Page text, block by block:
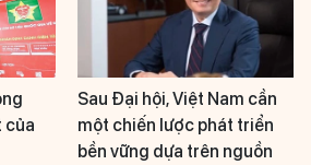
của
Sau Đại hội, Việt Nam cần
một chiến lược phát triển
bền vững dựa trên nguồn